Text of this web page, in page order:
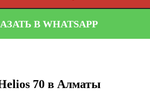
В WHATSAPP
70 в Алматы